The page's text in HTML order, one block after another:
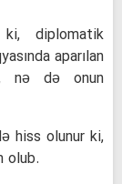
diplomatik
aparılan
nə də onun
hiss olunur ki,
olub.